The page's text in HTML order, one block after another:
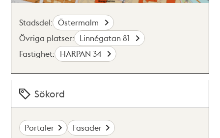
Stadsdel: Östermalm
Övriga platser: Linnégatan 81
Fastighet: HARPAN 34
Sökord
Portaler Fasader